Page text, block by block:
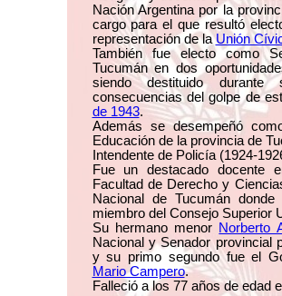
Nación Argentina por la
cargo para el que resultó
representación de laUnión
También fue electo como
Tucumán en dos
siendo destituido
consecuencias del golpe de
de 1943.
Además se desempeñó
Educación de la provincia de
Intendente de Policía (1924-
Fue un destacado docente
Facultad de Derecho y
Nacional de Tucumán
miembro del Consejo Superior
Su hermano menor Norberto
Nacional y Senador
y su primo segundo fue el
Mario Campero.
Falleció a los 77 años de edad